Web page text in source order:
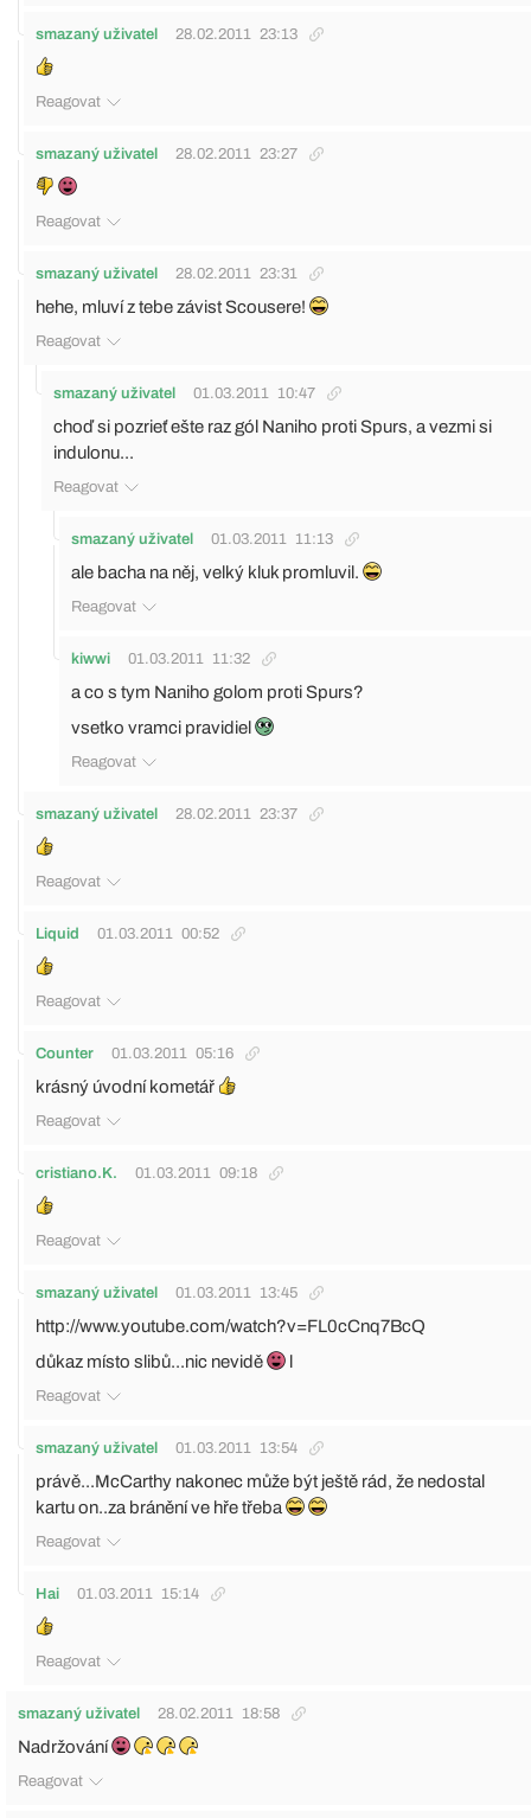
smazaný uživatel 28.02.2011 23:13
Reagovat
smazaný uživatel 28.02.2011 23:27
Reagovat
smazaný uživatel 28.02.2011 23:31
hehe, mluví z tebe závist Scousere!
Reagovat
smazaný uživatel 01.03.2011 10:47
choď si pozrieť ešte raz gól Naniho proti Spurs, a vezmi si
indulonu...
Reagovat
smazaný uživatel 01.03.2011 11:13
ale bacha na něj, velký kluk promluvil.
Reagovat
kiwwi 01.03.2011 11:32
a co s tym Naniho golom proti Spurs?
vsetko vramci pravidiel
Reagovat
smazaný uživatel 28.02.2011 23:37
Reagovat
Liquid 01.03.2011 00:52
Reagovat
Counter 01.03.2011 05:16
krásný úvodní kometář
Reagovat
cristiano.K. 01.03.2011 09:18
Reagovat
smazaný uživatel 01.03.2011 13:45
http://www.youtube.com/watch?v=FL0cCnq7BcQ
důkaz místo slibů...nic nevidě
l
Reagovat
smazaný uživatel 01.03.2011 13:54
právě...McCarthy nakonec může být ještě rád, že nedostal
kartu on..za bránění ve hře třeba
Reagovat
Hai 01.03.2011 15:14
Reagovat
smazaný uživatel 28.02.2011 18:58
Nadržování
Reagovat